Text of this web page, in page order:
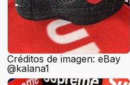
Créditos de imagen: eBay
@kalana1